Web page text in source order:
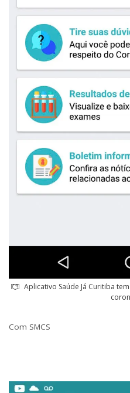
Aplicativo Saúde Já Curitiba
Com SMCS